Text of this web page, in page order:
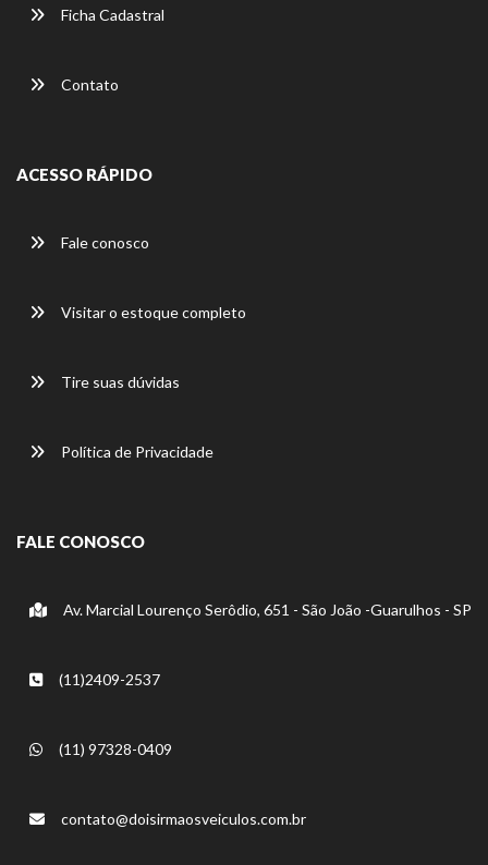
Ficha Cadastral
Contato
ACESSO RÁPIDO
Fale conosco
Visitar o estoque completo
Tire suas dúvidas
Política de Privacidade
FALE CONOSCO
Av. Marcial Lourenço Serôdio, 651 - São João -Guarulhos - SP
(11)2409-2537
(11) 97328-0409
contato@doisirmaosveiculos.com.br